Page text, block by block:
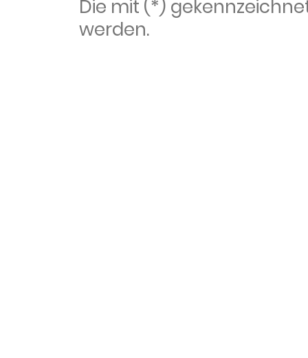
Die mit (*)
werden.